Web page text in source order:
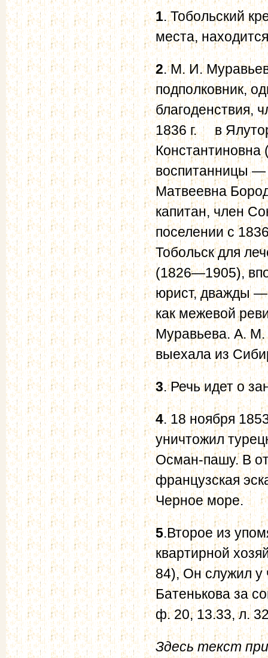
1. Тобольский
места,
2. М. И.
подполковник,
благоденствия,
1836 г. в
воспитанницы —
Матвеевна
капитан, член
поселении с
Тобольск для
(1826—1905),
юрист, дважды —
как межевой
Муравьева. А. М.
выехала из
3. Речь идет о
4. 18 ноября
уничтожил
Осман-пашу. В
французская
Черное море.
5.Второе из
квартирной
84), Он служил у
Батенькова за
ф. 20, 13.33, л.
Здесь текст